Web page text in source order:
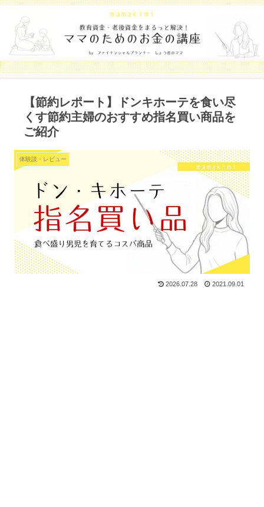
【節約レポート】ドンキホーテを食い尽
くす節約主婦のおすすめ指名買い商品を
ご紹介
体験談・レビュー
2026.07.28 2021.09.01